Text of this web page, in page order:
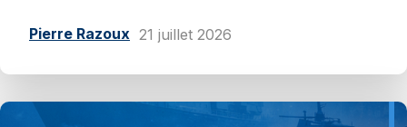
Pierre Razoux 21 juillet 2026